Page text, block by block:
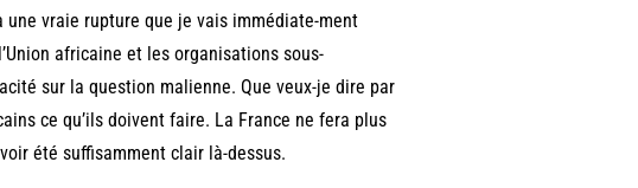
vraie rupture que je vais immédiate-ment
africaine et les organisations sous-
sur la question malienne. Que veux-je dire par
ce qu’ils doivent faire. La France ne fera plus
été suffisamment clair là-dessus.